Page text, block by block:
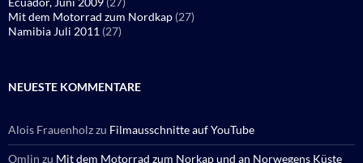
Mit dem Motorrad zum Nordkap (27)
Namibia Juli 2011 (27)
NEUESTE KOMMENTARE
Alois Frauenholzzu Filmausschnitte auf YouTube
Omlin zu Mit dem Motorrad zum Norkap und an Norwegens Küste